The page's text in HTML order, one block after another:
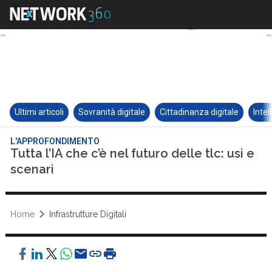
Ultimi articoli Sovranità digitale Cittadinanza digitale
L'APPROFONDIMENTO
Tutta l’IA che c’è nel futuro delle tlc: usi e
scenari
Home Infrastrutture Digitali